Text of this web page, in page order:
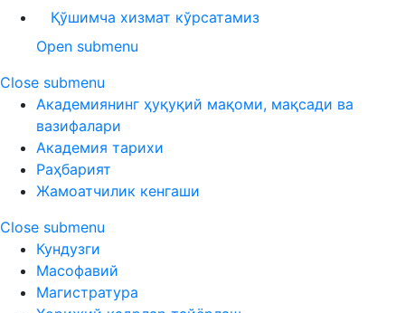
Қўшимча хизмат кўрсатамиз
Open submenu
Close submenu
Академиянинг ҳуқуқий мақоми, мақсади ва
вазифалари
Академия тарихи
Раҳбарият
Жамоатчилик кенгаши
Close submenu
Кундузги
Масофавий
Магистратура